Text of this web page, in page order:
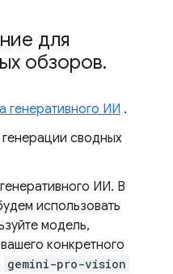
для
обзоров.
генеративного ИИ .
сводных
ИИ. В
использовать
модель,
конкретного
gemini-pro-vision